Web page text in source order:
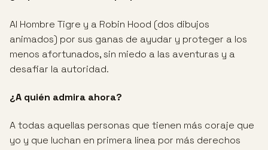
Al Hombre Tigre y a Robin Hood (dos dibujos
animados) por sus ganas de ayudar y proteger a los
menos afortunados, sin miedo a las aventuras y a
desafiar la autoridad.
¿A quién admira ahora?
A todas aquellas personas que tienen más coraje que
yo y que luchan en primera línea por más derechos